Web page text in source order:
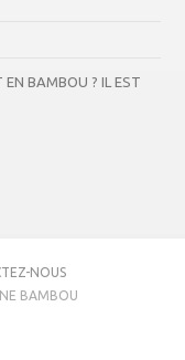
EN BAMBOU ? IL EST
NOUS
BAMBOU